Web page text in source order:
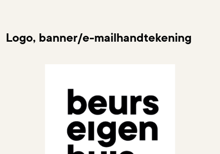
Logo, banner/e-mailhandtekening